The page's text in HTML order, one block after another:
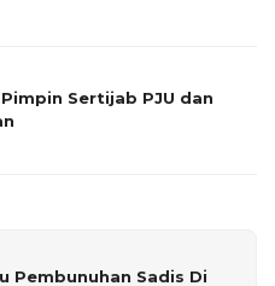
Sertijab PJU dan
Pembunuhan Sadis Di